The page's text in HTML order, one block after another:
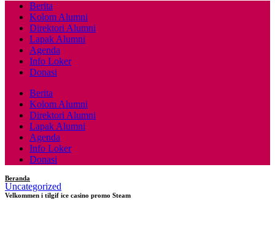
Berita
Kolom Alumni
Direktori Alumni
Lapak Alumni
Agenda
Info Loker
Donasi
Berita
Kolom Alumni
Direktori Alumni
Lapak Alumni
Agenda
Info Loker
Donasi
Beranda
Uncategorized
Velkommen i tilgif ice casino promo Steam